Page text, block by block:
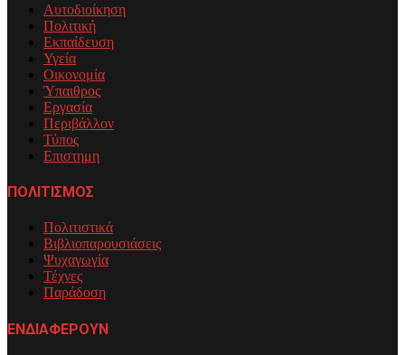
Αυτοδιοίκηση
Πολιτική
Εκπαίδευση
Υγεία
Οικονομία
Ύπαιθρος
Εργασία
Περιβάλλον
Τύπος
Επιστημη
ΠΟΛΙΤΙΣΜΟΣ
Πολιτιστικά
Βιβλιοπαρουσιάσεις
Ψυχαγωγία
Τέχνες
Παράδοση
ΕΝΔΙΑΦΕΡΟΥΝ